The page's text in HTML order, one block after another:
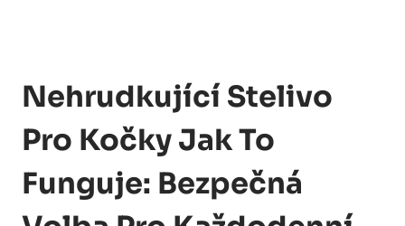
Nehrudkující Stelivo
Pro Kočky Jak To
Funguje: Bezpečná